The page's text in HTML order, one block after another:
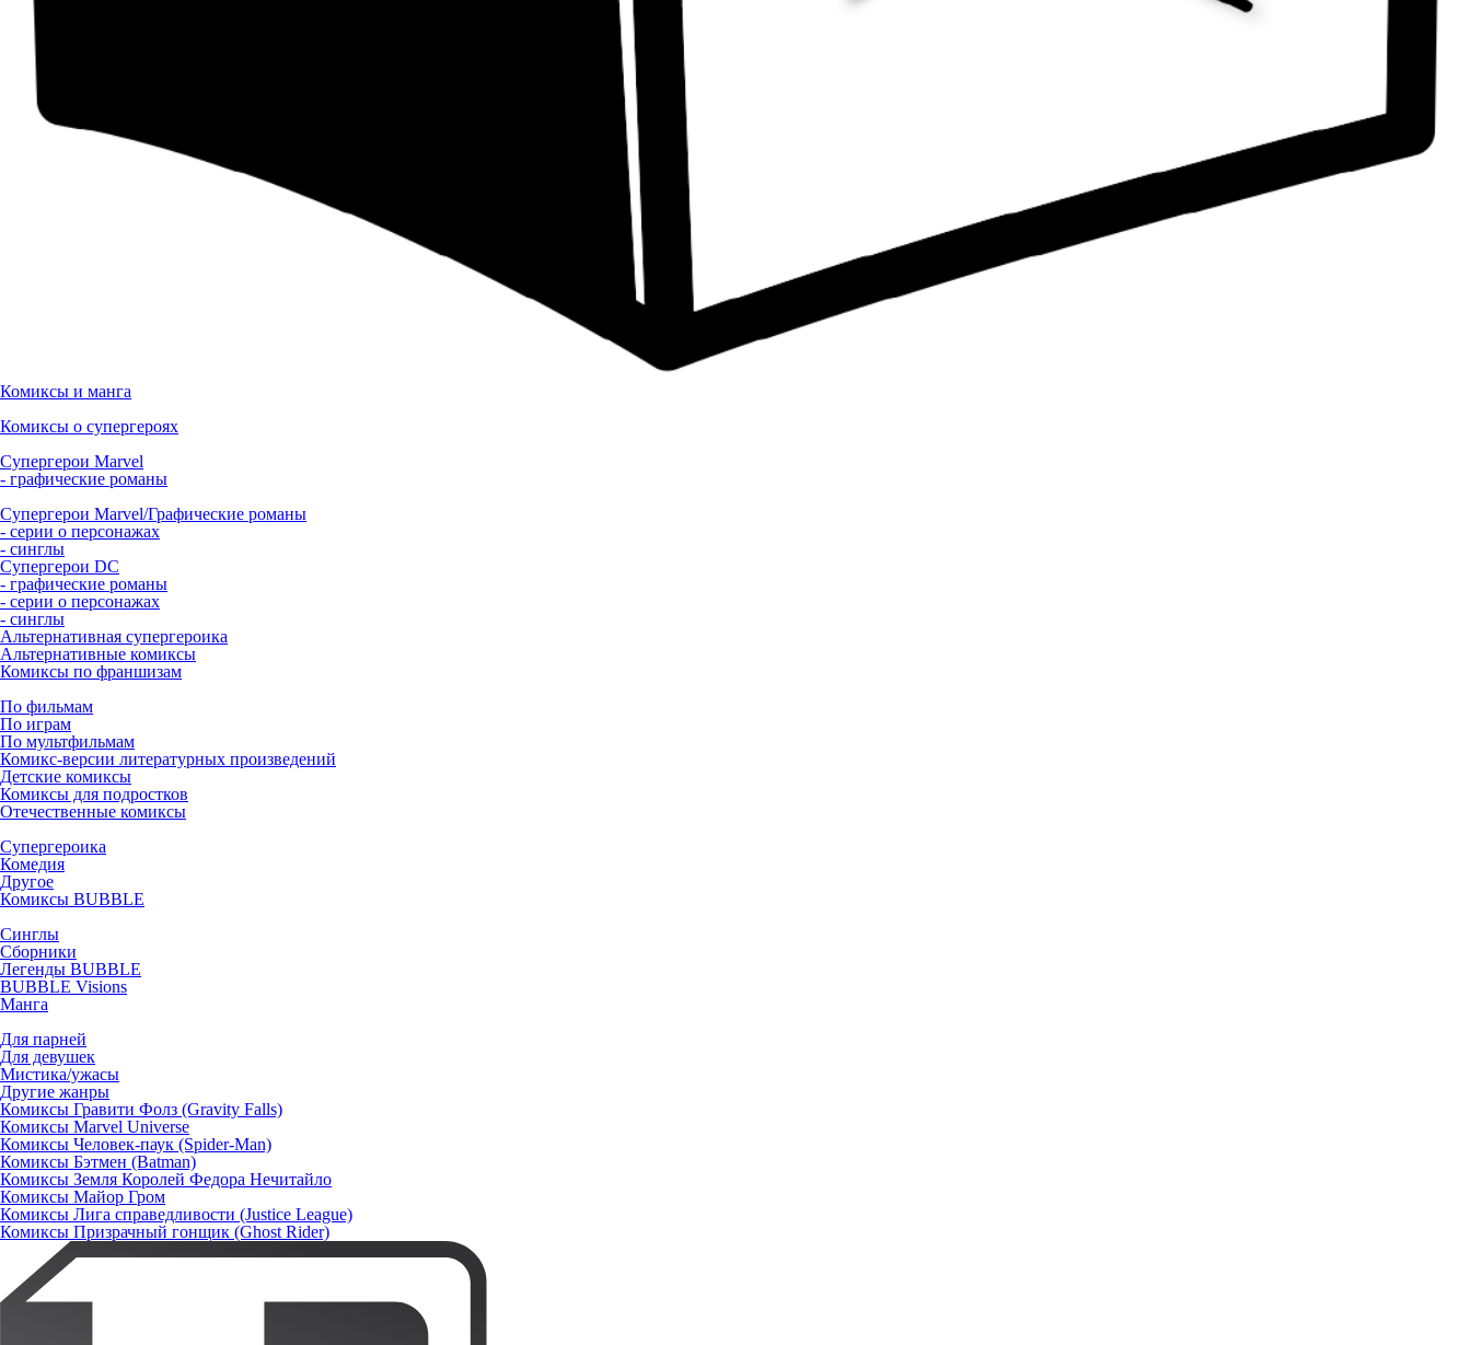
Комиксы и манга
Комиксы о супергероях
Супергерои Marvel
- графические романы
Супергерои Marvel/Графические романы
- серии о персонажах
- синглы
Супергерои DC
- графические романы
- серии о персонажах
- синглы
Альтернативная супергероика
Альтернативные комиксы
Комиксы по франшизам
По фильмам
По играм
По мультфильмам
Комикс-версии литературных произведений
Детские комиксы
Комиксы для подростков
Отечественные комиксы
Супергероика
Комедия
Другое
Комиксы BUBBLE
Синглы
Сборники
Легенды BUBBLE
BUBBLE Visions
Манга
Для парней
Для девушек
Мистика/ужасы
Другие жанры
Комиксы Гравити Фолз (Gravity Falls)
Комиксы Marvel Universe
Комиксы Человек-паук (Spider-Man)
Комиксы Бэтмен (Batman)
Комиксы Земля Королей Федора Нечитайло
Комиксы Майор Гром
Комиксы Лига справедливости (Justice League)
Комиксы Призрачный гонщик (Ghost Rider)